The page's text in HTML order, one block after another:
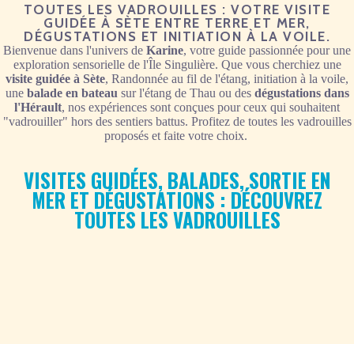
TOUTES LES VADROUILLES : VOTRE VISITE
GUIDÉE À SÈTE ENTRE TERRE ET MER,
DÉGUSTATIONS ET INITIATION À LA VOILE.
Bienvenue dans l'univers de Karine, votre guide passionnée pour une
exploration sensorielle de l'Île Singulière. Que vous cherchiez une
visite guidée à Sète, Randonnée au fil de l'étang, initiation à la voile,
une balade en bateau sur l'étang de Thau ou des dégustations dans
l'Hérault, nos expériences sont conçues pour ceux qui souhaitent
"vadrouiller" hors des sentiers battus. Profitez de toutes les vadrouilles
proposés et faite votre choix.
VISITES GUIDÉES, BALADES, SORTIE EN
MER ET DÉGUSTATIONS : DÉCOUVREZ
TOUTES LES VADROUILLES